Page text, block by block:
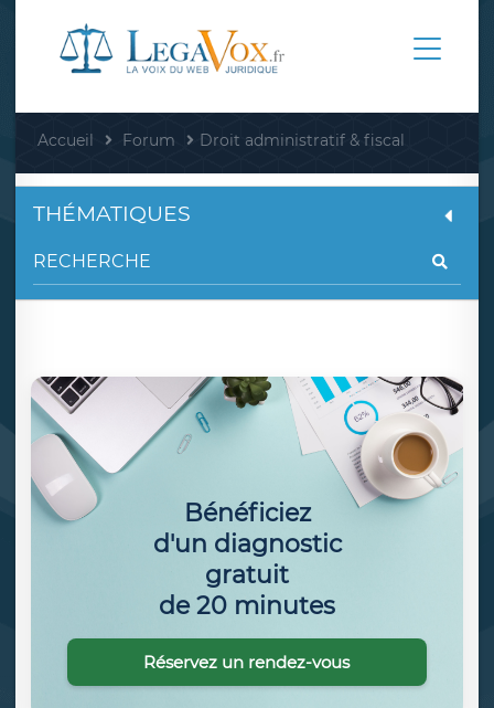
Accueil Forum Droit administratif & fiscal
THÉMATIQUES
Bénéficiez
d'un diagnostic
gratuit
de 20 minutes
Réservez un rendez-vous